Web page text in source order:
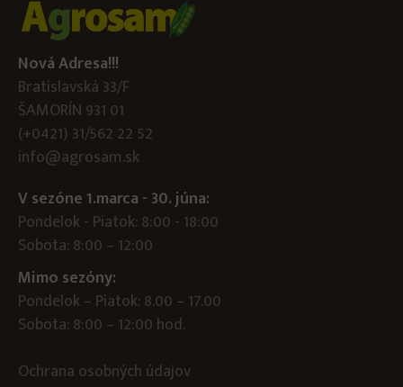
Nová Adresa!!!
Bratislavská 33/F
ŠAMORÍN 931 01
(+0421) 31/562 22 52
info@agrosam.sk
V sezóne 1.marca - 30. júna:
Pondelok - Piatok: 8:00 - 18:00
Sobota: 8:00 – 12:00
Mimo sezóny:
Pondelok – Piatok: 8.00 – 17.00
Sobota: 8:00 – 12:00 hod.
Ochrana osobných údajov